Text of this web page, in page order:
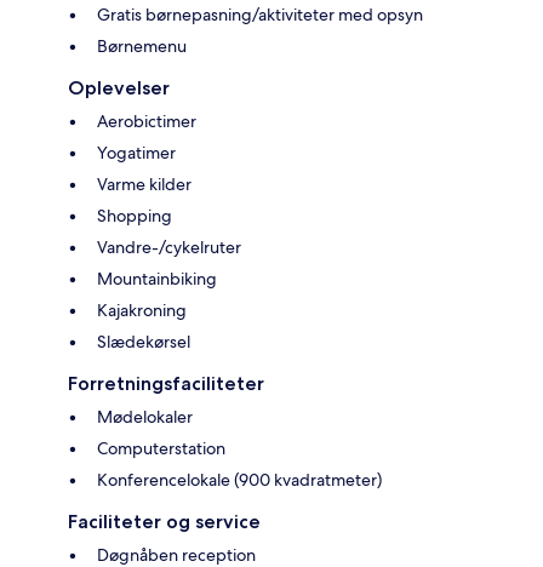
Gratis børnepasning/aktiviteter med opsyn
Børnemenu
Oplevelser
Aerobictimer
Yogatimer
Varme kilder
Shopping
Vandre-/cykelruter
Mountainbiking
Kajakroning
Slædekørsel
Forretningsfaciliteter
Mødelokaler
Computerstation
Konferencelokale (900 kvadratmeter)
Faciliteter og service
Døgnåben reception